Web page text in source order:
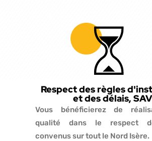
Respect des règles
et des délais, SAV
Vous bénéficierez de
qualité dans le respect
convenus sur tout le Nord Isère.